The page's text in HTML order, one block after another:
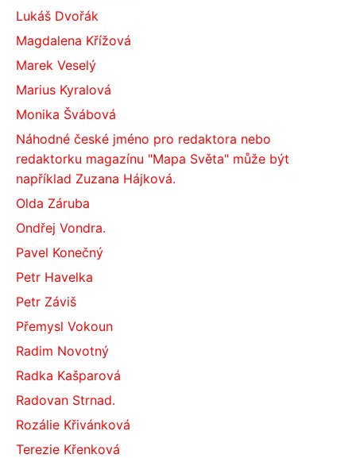
Lukáš Dvořák
Magdalena Křížová
Marek Veselý
Marius Kyralová
Monika Švábová
Náhodné české jméno pro redaktora nebo
redaktorku magazínu "Mapa Světa" může být
například Zuzana Hájková.
Olda Záruba
Ondřej Vondra.
Pavel Konečný
Petr Havelka
Petr Záviš
Přemysl Vokoun
Radim Novotný
Radka Kašparová
Radovan Strnad.
Rozálie Křivánková
Terezie Křenková